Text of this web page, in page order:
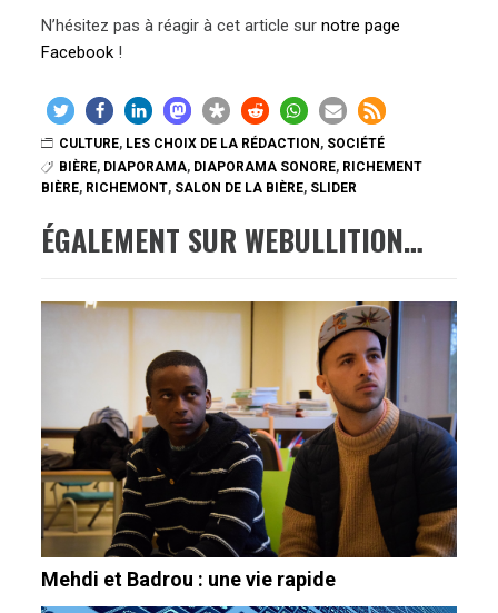
N’hésitez pas à réagir à cet article surnotre page
Facebook !
CULTURE, LES CHOIX DE LA RÉDACTION , SOCIÉTÉ
BIÈRE, DIAPORAMA, DIAPORAMA SONORE, RICHEMENT
BIÈRE, RICHEMONT, SALON DE LA BIÈRE, SLIDER
ÉGALEMENT SUR WEBULLITION…
Mehdi et Badrou : une vie rapide